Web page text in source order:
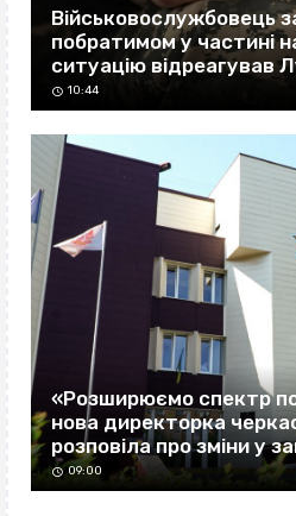
Військовослужбовець
побратимом у частині
ситуацію відреагував
10:44
«Розширюємо спектр
нова директорка
розповіла про зміни у
09:00